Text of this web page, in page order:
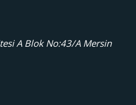
A Blok No:43/A Mersin